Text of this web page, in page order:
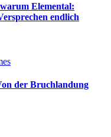
Elemental:
endlich
der Bruchlandung